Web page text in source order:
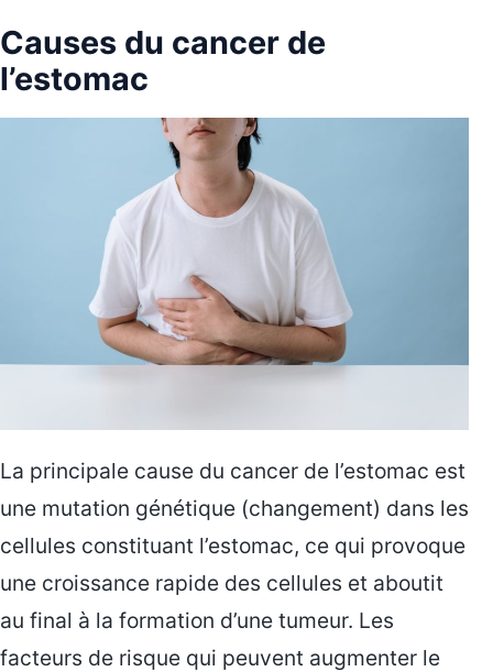
Causes du cancer de
l’estomac
La principale cause du cancer de l’estomac est
une mutation génétique (changement) dans les
cellules constituant l’estomac, ce qui provoque
une croissance rapide des cellules et aboutit
au final à la formation d’une tumeur. Les
facteurs de risque qui peuvent augmenter le